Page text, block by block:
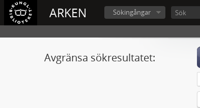
ARKEN Sökingångar
Avgränsa sökresultatet: